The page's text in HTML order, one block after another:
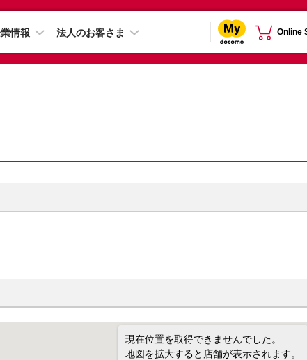
情報 法人のお客さま Online
現在位置を取得できませんでした。
地図を拡大すると店舗が表示されます。